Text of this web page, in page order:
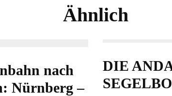
Ähnlich
nach
Nürnberg –
DIE